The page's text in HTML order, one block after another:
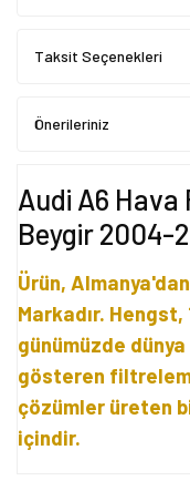
Taksit Seçenekleri
Önerileriniz
Audi A6 Hava
Beygir 2004-
Ürün,
Markadır.
günümüzde
gösteren
çözümler üreten
içindir.